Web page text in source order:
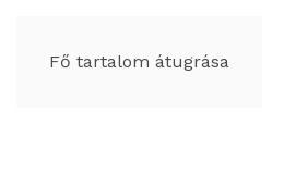
Fő tartalom átugrása